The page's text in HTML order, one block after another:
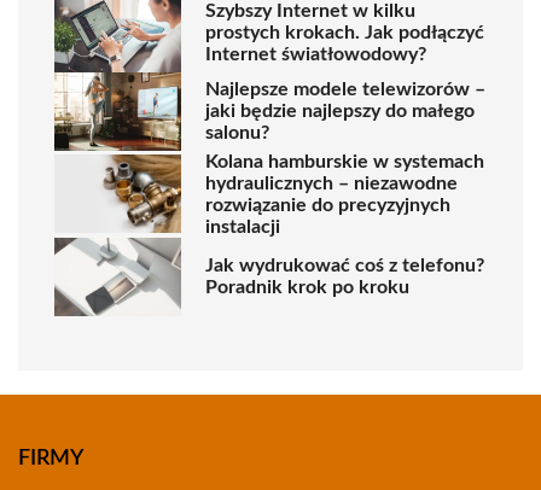
Szybszy Internet w kilku
prostych krokach. Jak podłączyć
Internet światłowodowy?
Najlepsze modele telewizorów –
jaki będzie najlepszy do małego
salonu?
Kolana hamburskie w systemach
hydraulicznych – niezawodne
rozwiązanie do precyzyjnych
instalacji
Jak wydrukować coś z telefonu?
Poradnik krok po kroku
FIRMY